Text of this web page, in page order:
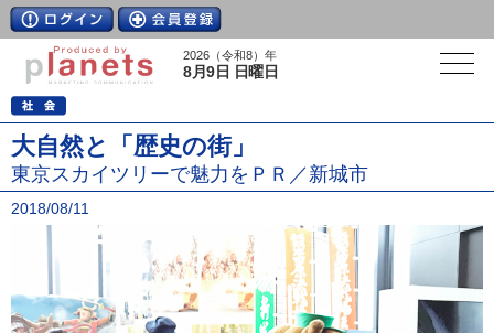
2026（令和8）年
8月9日 日曜日
大自然と「歴史の街」
東京スカイツリーで魅力をＰＲ／新城市
2018/08/11